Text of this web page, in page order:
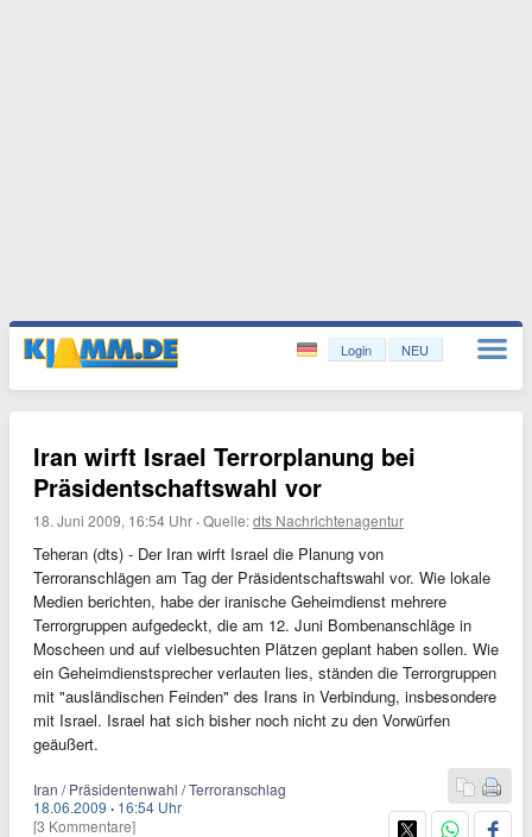
Login NEU
Iran wirft Israel Terrorplanung bei
Präsidentschaftswahl vor
18. Juni 2009, 16:54 Uhr ·Quelle:dts Nachrichtenagentur
Teheran (dts) - Der Iran wirft Israel die Planung von
Terroranschlägen am Tag der Präsidentschaftswahl vor. Wie lokale
Medien berichten, habe der iranische Geheimdienst mehrere
Terrorgruppen aufgedeckt, die am 12. Juni Bombenanschläge in
Moscheen und auf vielbesuchten Plätzen geplant haben sollen. Wie
ein Geheimdienstsprecher verlauten lies, ständen die Terrorgruppen
mit "ausländischen Feinden" des Irans in Verbindung, insbesondere
mit Israel. Israel hat sich bisher noch nicht zu den Vorwürfen
geäußert.
Iran / Präsidentenwahl / Terroranschlag
18.06.2009 · 16:54 Uhr
[3 Kommentare]